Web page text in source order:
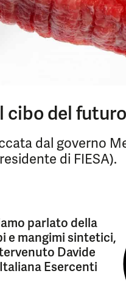
cibo del futuro
dal governo
di FIESA).
parlato della
e mangimi sintetici,
Davide
Esercenti